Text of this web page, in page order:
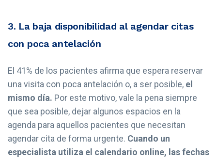
3. La baja disponibilidad al agendar citas
con poca antelación
El 41% de los pacientes afirma que espera reservar
una visita con poca antelación o, a ser posible, el
mismo día. Por este motivo, vale la pena siempre
que sea posible, dejar algunos espacios en la
agenda para aquellos pacientes que necesitan
agendar cita de forma urgente. Cuando un
especialista utiliza el calendario online, las fechas